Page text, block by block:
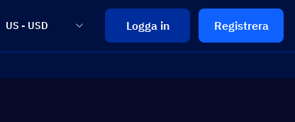
US - USD Logga in Registrera